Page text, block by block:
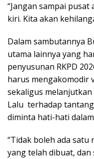
“Jangan sampai
kiri. Kita akan
Dalam sambutannya
utama lainnya yang
penyusunan RKPD
harus mengakomodir
sekaligus
Lalu terhadap
diminta hati-hati
“Tidak boleh ada satu
yang telah dibuat, dan